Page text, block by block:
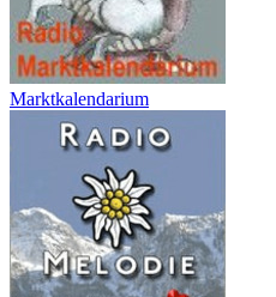
Marktkalendarium